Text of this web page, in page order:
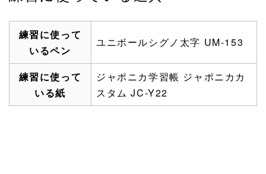
練習に使って
いるペン
ユニボールシグノ太字 UM-153
練習に使って
いる紙
ジャポニカ学習帳 ジャポニカカ
スタム JC-Y22